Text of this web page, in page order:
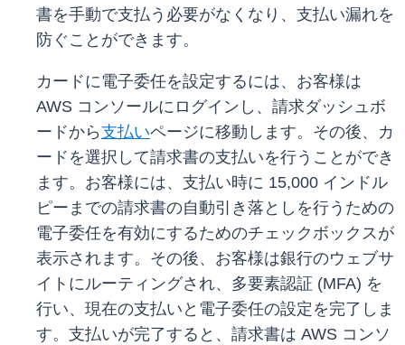
書を手動で支払う必要がなくなり、支払い漏れを
防ぐことができます。
カードに電子委任を設定するには、お客様は
AWS コンソールにログインし、請求ダッシュボ
ードから支払いページに移動します。その後、カ
ードを選択して請求書の支払いを行うことができ
ます。お客様には、支払い時に 15,000 インドル
ピーまでの請求書の自動引き落としを行うための
電子委任を有効にするためのチェックボックスが
表示されます。その後、お客様は銀行のウェブサ
イトにルーティングされ、多要素認証 (MFA) を
行い、現在の支払いと電子委任の設定を完了しま
す。支払いが完了すると、請求書は AWS コンソ